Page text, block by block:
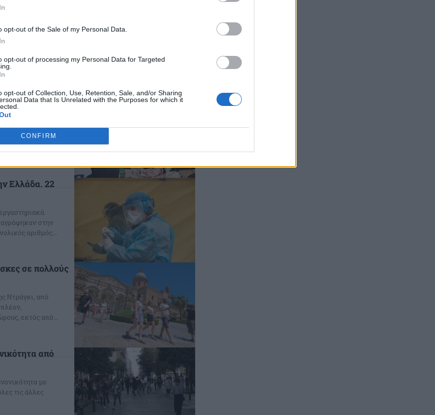
opt-out of the Sale of my Personal Data.
opt-out of processing my Personal Data for Targeted
opt-out of Collection, Use, Retention, Sale, and/or Sharing
Data that Is Unrelated with the Purposes for which it
CONFIRM
του
μετρό για να
την Covid-19,
υπάρξει
γρίπη, ενώ θα
Ελλάδα. 22
στην
24 ώρες ήταν 4.701. Ο συνολικός αριθμός...
σε πολλούς
Ντράγκι, από
εκτός από...
από
με
τις άλλες